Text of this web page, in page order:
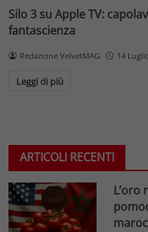
Silo 3 su Apple TV:
fantascienza
Redazione VelvetMAG 14
Leggi di più
ARTICOLI RECENTI
L’oro